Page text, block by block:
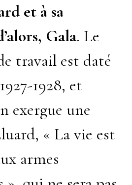
et à sa
Gala. Le
travail est daté
1928, et
exergue une
« La vie est
armes